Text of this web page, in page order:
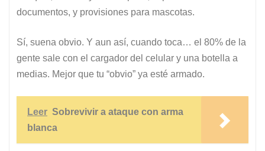
documentos, y provisiones para mascotas.
Sí, suena obvio. Y aun así, cuando toca… el 80% de la
gente sale con el cargador del celular y una botella a
medias. Mejor que tu “obvio” ya esté armado.
Leer Sobrevivir a ataque con arma
blanca